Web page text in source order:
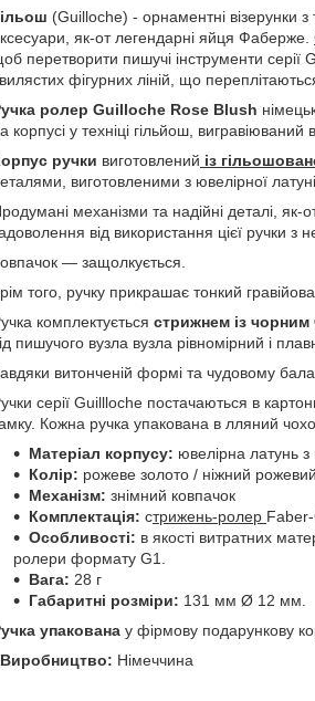
(Guilloche) - орнаментні візерунки
як-от легендарні яйця Фаберже.
перетворити пишучі інструменти
фігурних ліній, що
ролер Guilloche Rose Blush
корпусі у техніці гільйош,
ручки виготовлений із
виготовленими з ювелірної латуні
механізми та надійні деталі, як-
від використання цієї ручки
— защолкується.
того, ручку прикрашає тонкий
учка комплектується стрижнем із
пишучого вузла вузла рівномірний і
витонченій формі та чудовому
серії Guillloche постачаються в
Кожна ручка упакована в лляний
Матеріал корпусу: ювелірна латунь
Колір: рожеве золото / ніжний рожевий
Механізм: знімний ковпачок
Комплектація: стрижень-ролер
Особливості: в якості витратних
ролери формату G1.
Вага: 28 г
Габаритні розміри: 131 мм Ø 12 мм.
упакована у фірмову подарункову
Виробництво: Німеччина